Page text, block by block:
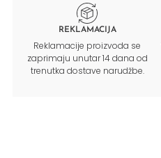
REKLAMACIJA
Reklamacije proizvoda se
zaprimaju unutar 14 dana od
trenutka dostave narudžbe.